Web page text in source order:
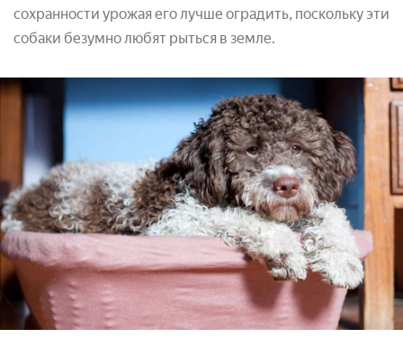
сохранности урожая его лучше оградить, поскольку эти
собаки безумно любят рыться в земле.